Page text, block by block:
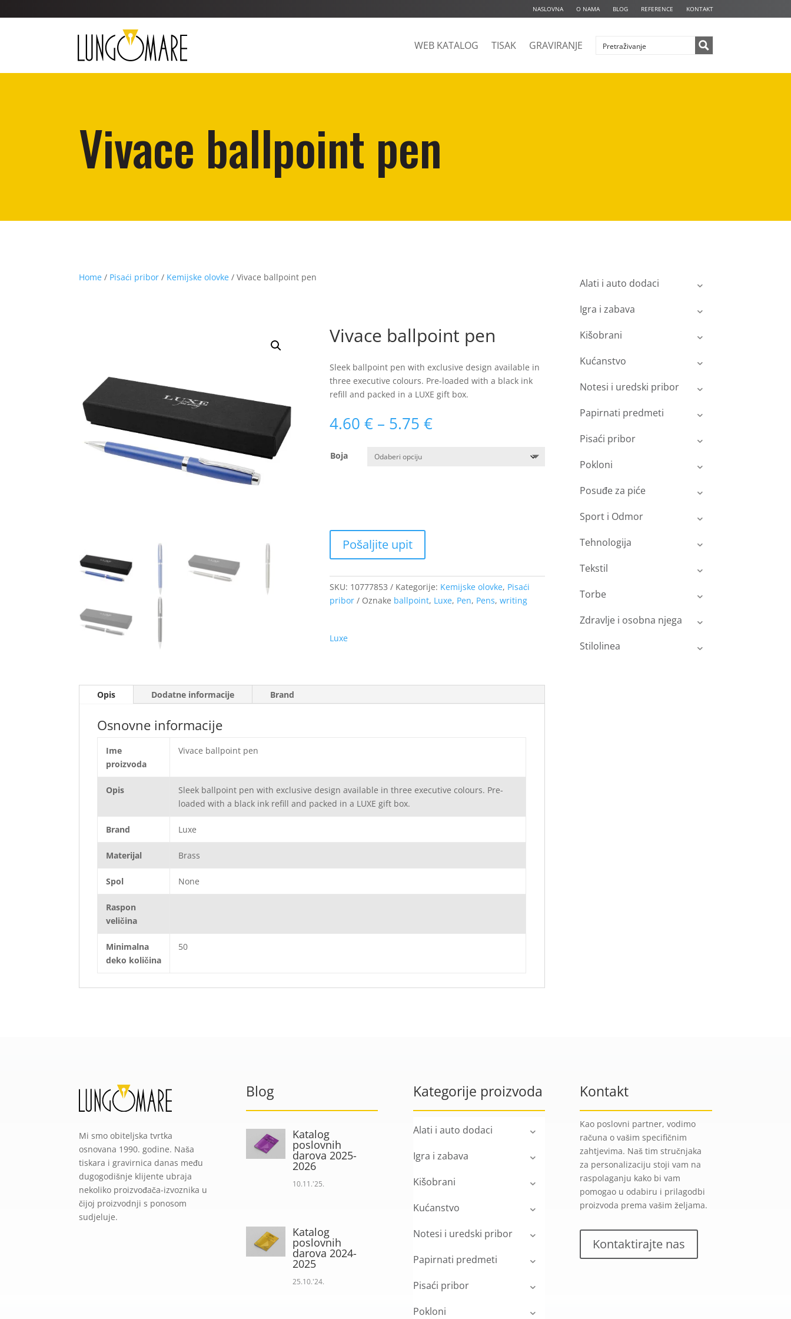
NASLOVNA O NAMA BLOG REFERENCE KONTAKT
WEB KATALOG TISAK GRAVIRANJE
Vivace ballpoint pen
Home / Pisaći pribor / Kemijske olovke / Vivace ballpoint pen
Vivace ballpoint pen
Sleek ballpoint pen with exclusive design available in
three executive colours. Pre-loaded with a black ink
refill and packed in a LUXE gift box.
4.60 € – 5.75 €Raspon
cijena:
Boja
SKU: 10777853 Kategorije: Kemijske olovke, Pisaći
pribor
Oznake ballpoint, Luxe, Pen, Pens, writing
Luxe
Opis Dodatne informacije Brand
Osnovne informacije
Ime
proizvoda
Vivace ballpoint pen
Opis
Sleek ballpoint pen with exclusive design available in three executive colours. Pre-
loaded with a black ink refill and packed in a LUXE gift box.
Brand Luxe
Materijal Brass
Spol None
Raspon
veličina
Minimalna
deko količina
50
Alati i auto dodaci
Igra i zabava
Kišobrani
Kućanstvo
Notesi i uredski pribor
Papirnati predmeti
Pisaći pribor
Pokloni
Posuđe za piće
Sport i Odmor
Tehnologija
Tekstil
Torbe
Zdravlje i osobna njega
Stilolinea
Mi smo obiteljska tvrtka
osnovana 1990. godine. Naša
tiskara i gravirnica danas među
dugogodišnje klijente ubraja
nekoliko proizvođača-izvoznika u
čijoj proizvodnji s ponosom
sudjeluje.
Blog
Katalog
poslovnih
darova 2025-
2026
10.11.'25.
Katalog
poslovnih
darova 2024-
2025
25.10.'24.
Kategorije proizvoda
Alati i auto dodaci
Igra i zabava
Kišobrani
Kućanstvo
Notesi i uredski pribor
Papirnati predmeti
Pisaći pribor
Pokloni
Kontakt
Kao poslovni partner, vodimo
računa o vašim specifičnim
zahtjevima. Naš tim stručnjaka
za personalizaciju stoji vam na
raspolaganju kako bi vam
pomogao u odabiru i prilagodbi
proizvoda prema vašim željama.
Kontaktirajte nas